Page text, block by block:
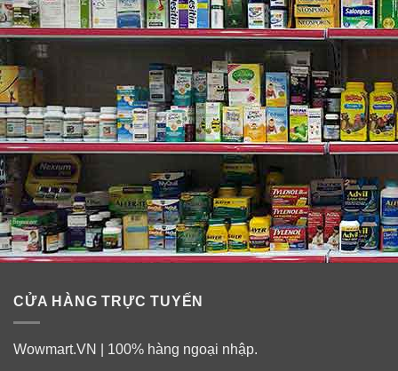
• Không có chất bảo quản.
• Không có hương vị nhân tạo.
• Hộp thiếc sang trọng, nhã nhặn là món quà lý tưởng
cho những ngày tết sắp đến.
CỬA HÀNG TRỰC TUYẾN
Wowmart.VN | 100% hàng ngoại nhập.